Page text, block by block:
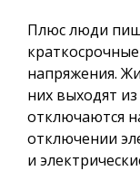
Плюс люди
напряжения.
них выходят
отключаются
отключении
и